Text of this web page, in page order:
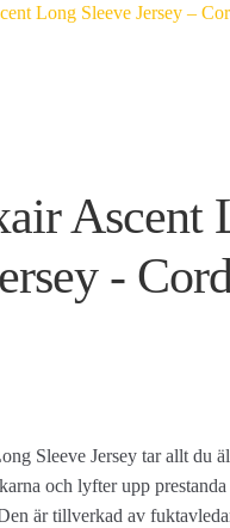
Long Sleeve Jersey –
Ascent
-
Sleeve Jersey tar allt du
och lyfter upp
är tillverkad av